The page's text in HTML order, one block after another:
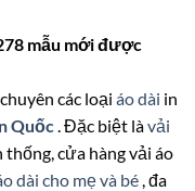
mẫu mới được
chuyên các loại áo dài in
Quốc . Đặc biệt làvải
thống, cửa hàng vải áo
dài cho mẹ và bé , đa